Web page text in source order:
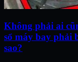
Không phải ai
sổ máy bay phải
sao?